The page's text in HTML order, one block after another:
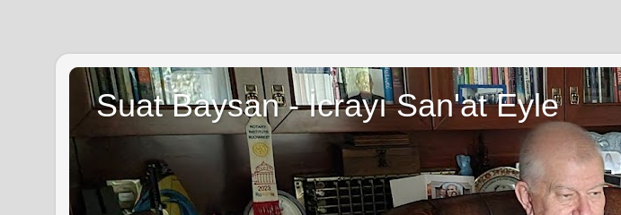
Suat Baysan - İcrayı San'at Eyle